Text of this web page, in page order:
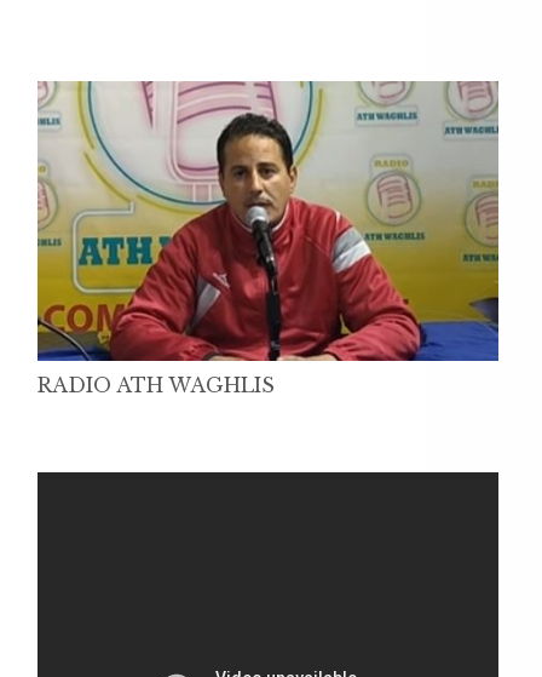
RADIO ATH WAGHLIS